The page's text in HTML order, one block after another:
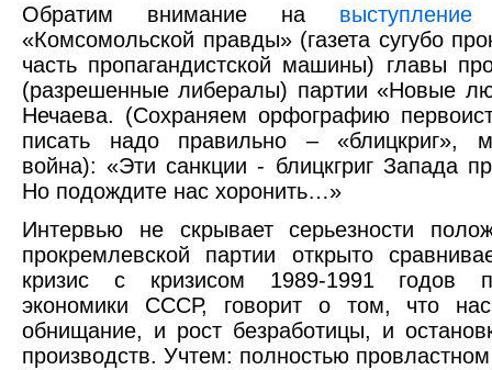
Обратим внимание на выступление
«Комсомольской правды» (газета сугубо
часть пропагандистской машины) главы
(разрешенные либералы) партии «Новые
Нечаева. (Сохраняем орфографию
писать надо правильно – «блицкриг»,
война): «Эти санкции - блицкгриг Запада
Но подождите нас хоронить…»
Интервью не скрывает серьезности
прокремлевской партии открыто
кризис с кризисом 1989-1991 годов
экономики СССР, говорит о том, что
обнищание, и рост безработицы, и
производств. Учтем: полностью